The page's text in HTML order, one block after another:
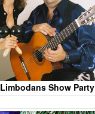
Limbodans Show Party